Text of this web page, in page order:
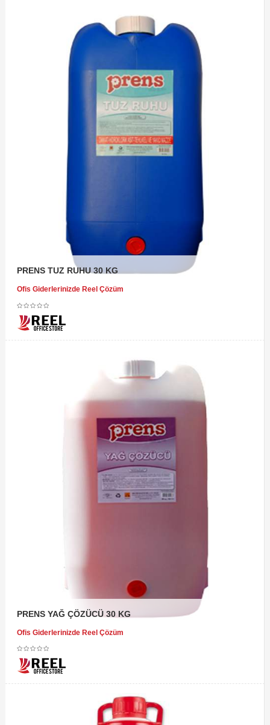
PRENS TUZ RUHU 30 KG
Ofis Giderlerinizde Reel Çözüm
PRENS YAĞ ÇÖZÜCÜ 30 KG
Ofis Giderlerinizde Reel Çözüm